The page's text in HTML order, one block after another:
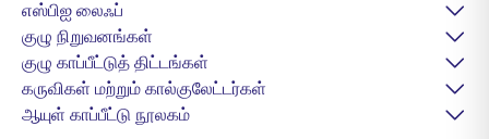
எஸ்பிஐ லைஃப்
குழு நிறுவனங்கள்
குழு காப்பீட்டுத் திட்டங்கள்
கருவிகள் மற்றும் கால்குலேட்டர்கள்
ஆயுள் காப்பீட்டு நூலகம்